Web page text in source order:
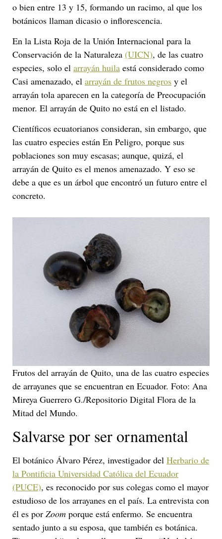
o bien entre 13 y 15, formando un racimo, al que los
botánicos llaman dicasio o inflorescencia.
En la Lista Roja de la Unión Internacional para la
Conservación de la Naturaleza (UICN), de las cuatro
especies, solo el arrayán huila está considerado como
Casi amenazado, el arrayán de frutos negros y el
arrayán tola aparecen en la categoría de Preocupación
menor. El arrayán de Quito no está en el listado.
Científicos ecuatorianos consideran, sin embargo, que
las cuatro especies están En Peligro, porque sus
poblaciones son muy escasas; aunque, quizá, el
arrayán de Quito es el menos amenazado. Y eso se
debe a que es un árbol que encontró un futuro entre el
concreto.
Frutos del arrayán de Quito, una de las cuatro especies
de arrayanes que se encuentran en Ecuador. Foto: Ana
Mireya Guerrero G./Repositorio Digital Flora de la
Mitad del Mundo.
Salvarse por ser ornamental
El botánico Álvaro Pérez, investigador del Herbario de
la Pontificia Universidad Católica del Ecuador
(PUCE), es reconocido por sus colegas como el mayor
estudioso de los arrayanes en el país. La entrevista con
él es por Zoom porque está enfermo. Se encuentra
sentado junto a su esposa, que también es botánica.